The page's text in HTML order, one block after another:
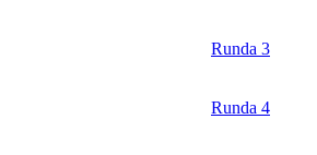
Runda 3
Runda 4